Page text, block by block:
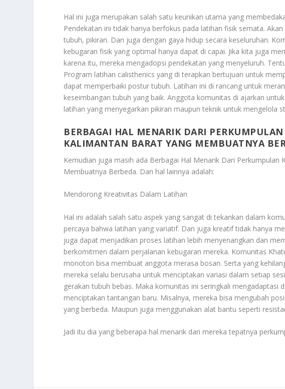
Hal ini juga merupakan salah satu keunikan utama yang
Pendekatan ini tidak hanya berfokus pada latihan fisik semata.
tubuh, pikiran. Dan juga dengan gaya hidup secara keseluruhan.
kebugaran fisik yang optimal hanya dapat di capai. Jika kita juga
karena itu, mereka mengadopsi pendekatan yang menyeluruh.
Program latihan calisthenics yang di terapkan bertujuan untuk
dapat memperbaiki postur tubuh. Latihan ini di rancang untuk
keseimbangan tubuh yang baik. Anggota komunitas di ajarkan
latihan yang menyegarkan pikiran maupun teknik untuk mengelola
BERBAGAI HAL MENARIK DARI
KALIMANTAN BARAT YANG MEMBUATNYA
Kemudian juga masih ada Berbagai Hal Menarik Dari Perkumpulan
Membuatnya Berbeda. Dan hal lainnya adalah:
Mendorong Kreativitas Dalam Latihan
Hal ini adalah salah satu aspek yang sangat di tekankan dalam
percaya bahwa latihan yang variatif. Dan juga kreatif tidak hanya
juga dapat menjadikan proses latihan lebih menyenangkan dan
berkomitmen dalam perjalanan kebugaran mereka. Komunitas
monoton bisa membuat anggota merasa bosan. Serta yang
mereka selalu berusaha untuk menciptakan variasi dalam setiap
gerakan tubuh bebas. Maka komunitas ini seringkali mengadaptasi
menciptakan tantangan baru. Misalnya, mereka bisa mengubah
yang berbeda. Maupun juga menggunakan alat bantu seperti
Jadi itu dia yang beberapa hal menarik dari mereka tepatnya